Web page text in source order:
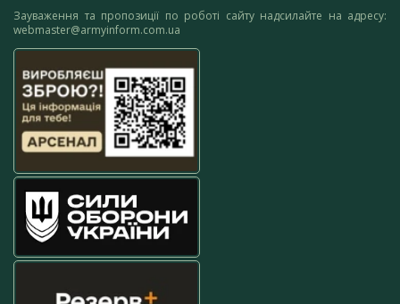
Зауваження та пропозиції по роботі сайту надсилайте на адресу:
webmaster@armyinform.com.ua